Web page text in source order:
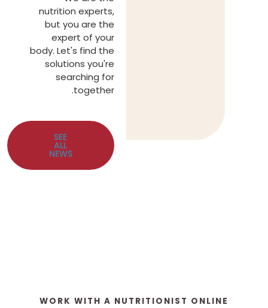
nutrition experts,
but you are the
expert of your
body. Let's find the
solutions you're
searching for
together.
SEE
ALL
NEWS
WORK WITH A NUTRITIONIST ONLINE